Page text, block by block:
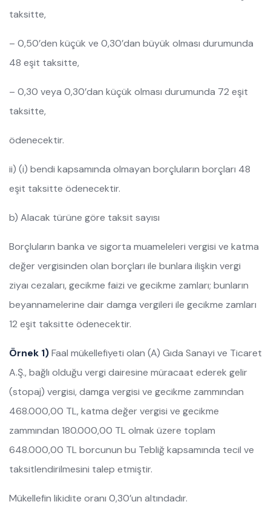
taksitte,
– 0,50’den küçük ve 0,30’dan büyük olması durumunda
48 eşit taksitte,
– 0,30 veya 0,30’dan küçük olması durumunda 72 eşit
taksitte,
ödenecektir.
ii) (i) bendi kapsamında olmayan borçluların borçları 48
eşit taksitte ödenecektir.
b) Alacak türüne göre taksit sayısı
Borçluların banka ve sigorta muameleleri vergisi ve katma
değer vergisinden olan borçları ile bunlara ilişkin vergi
ziyaı cezaları, gecikme faizi ve gecikme zamları; bunların
beyannamelerine dair damga vergileri ile gecikme zamları
12 eşit taksitte ödenecektir.
Örnek 1)Faal mükellefiyeti olan (A) Gıda Sanayi ve Ticaret
A.Ş., bağlı olduğu vergi dairesine müracaat ederek gelir
(stopaj) vergisi, damga vergisi ve gecikme zammından
468.000,00 TL, katma değer vergisi ve gecikme
zammından 180.000,00 TL olmak üzere toplam
648.000,00 TL borcunun bu Tebliğ kapsamında tecil ve
taksitlendirilmesini talep etmiştir.
Mükellefin likidite oranı 0,30’un altındadır.